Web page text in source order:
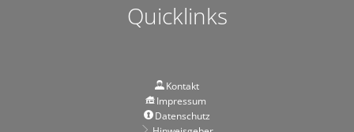
Quicklinks
Kontakt
Impressum
Datenschutz